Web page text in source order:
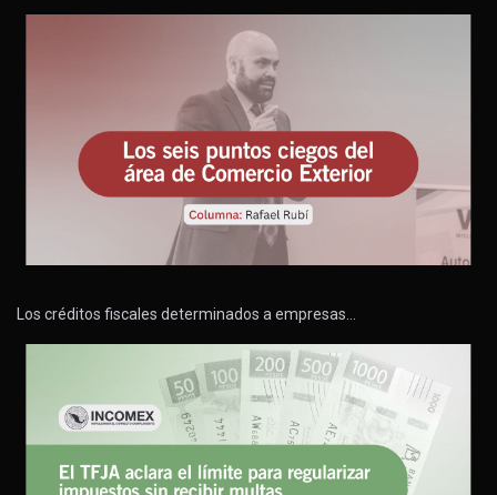
Los créditos fiscales determinados a empresas…